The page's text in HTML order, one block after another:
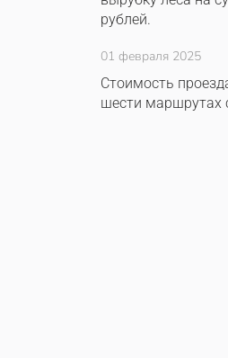
рублей.
01 февраля 2025
Стоимость
шести маршрутах